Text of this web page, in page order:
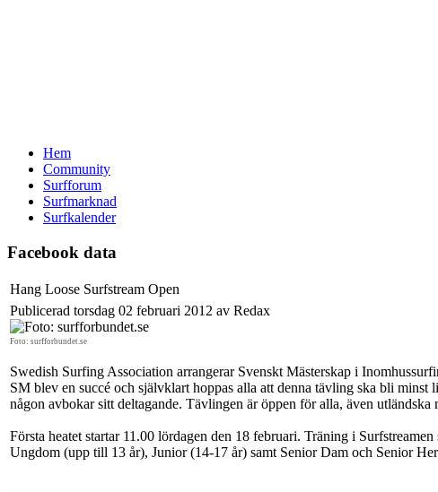
Hem
Community
Surfforum
Surfmarknad
Surfkalender
Facebook data
Hang Loose Surfstream Open
Publicerad torsdag 02 februari 2012 av Redax
Foto: surfforbundet.se
Swedish Surfing Association arrangerar Svenskt Mästerskap i
SM blev en succé och självklart hoppas alla att denna tävling ska bli
någon avbokar sitt deltagande. Tävlingen är öppen för alla, även
Första heatet startar 11.00 lördagen den 18 februari. Träning i
Ungdom (upp till 13 år), Junior (14-17 år) samt Senior Dam och Senior